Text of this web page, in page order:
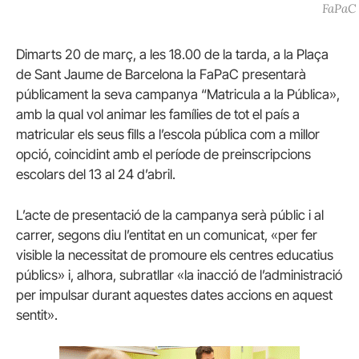
FaPaC
Dimarts 20 de març, a les 18.00 de la tarda, a la Plaça
de Sant Jaume de Barcelona la FaPaC presentarà
públicament la seva campanya “Matricula a la Pública»,
amb la qual vol animar les famílies de tot el país a
matricular els seus fills a l’escola pública com a millor
opció, coincidint amb el període de preinscripcions
escolars del 13 al 24 d’abril.
L’acte de presentació de la campanya serà públic i al
carrer, segons diu l’entitat en un comunicat, «per fer
visible la necessitat de promoure els centres educatius
públics» i, alhora, subratllar «la inacció de l’administració
per impulsar durant aquestes dates accions en aquest
sentit».